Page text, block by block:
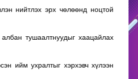
нийтлэх эрх чөлөөнд ноцтой
тушаалтнуудыг хаацайлах
ийм ухралтыг хэрхэвч хүлээн